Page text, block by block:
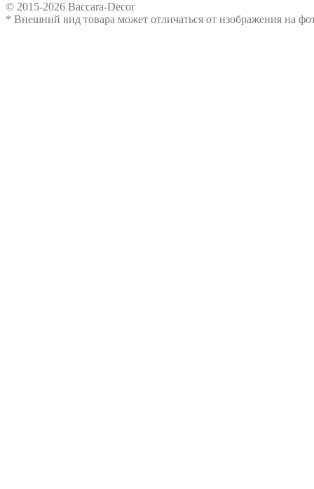
© 2015-2026 Baccara-Decor
* Внешний вид товара может отличаться от изображения на